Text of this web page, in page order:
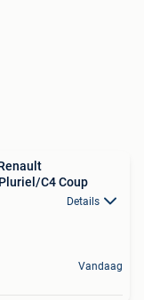
C4 Coup
Details
Vandaag